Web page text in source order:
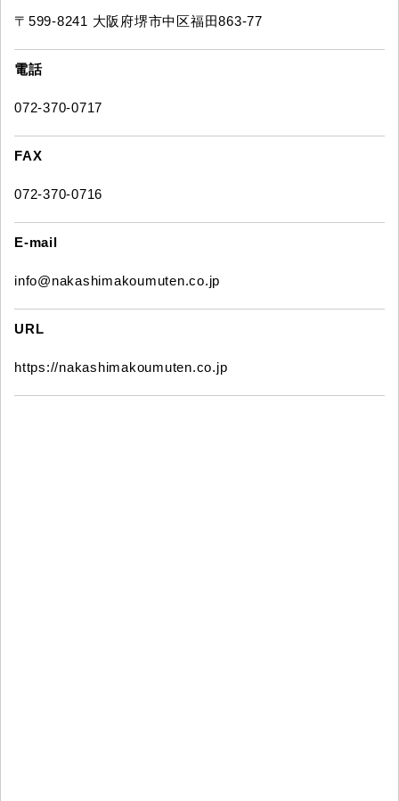
〒599-8241 大阪府堺市中区福田863-77
電話
072-370-0717
FAX
072-370-0716
E-mail
info@nakashimakoumuten.co.jp
URL
https://nakashimakoumuten.co.jp